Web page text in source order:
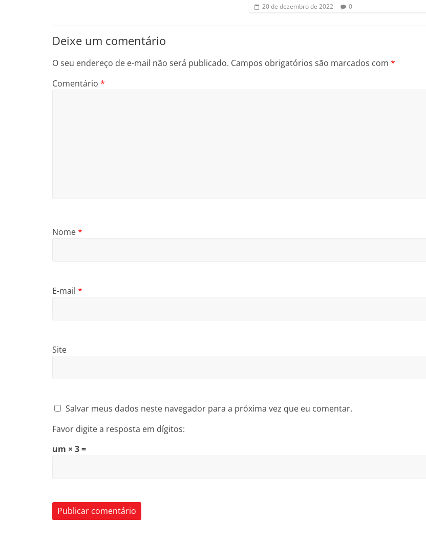
20 de dezembro de 2022 0
Deixe um comentário
O seu endereço de e-mail não será publicado. Campos obrigatórios são marcados com *
Comentário *
Nome*
E-mail *
Site
Salvar meus dados neste navegador para a próxima vez que eu comentar.
Favor digite a resposta em dígitos:
um × 3 =